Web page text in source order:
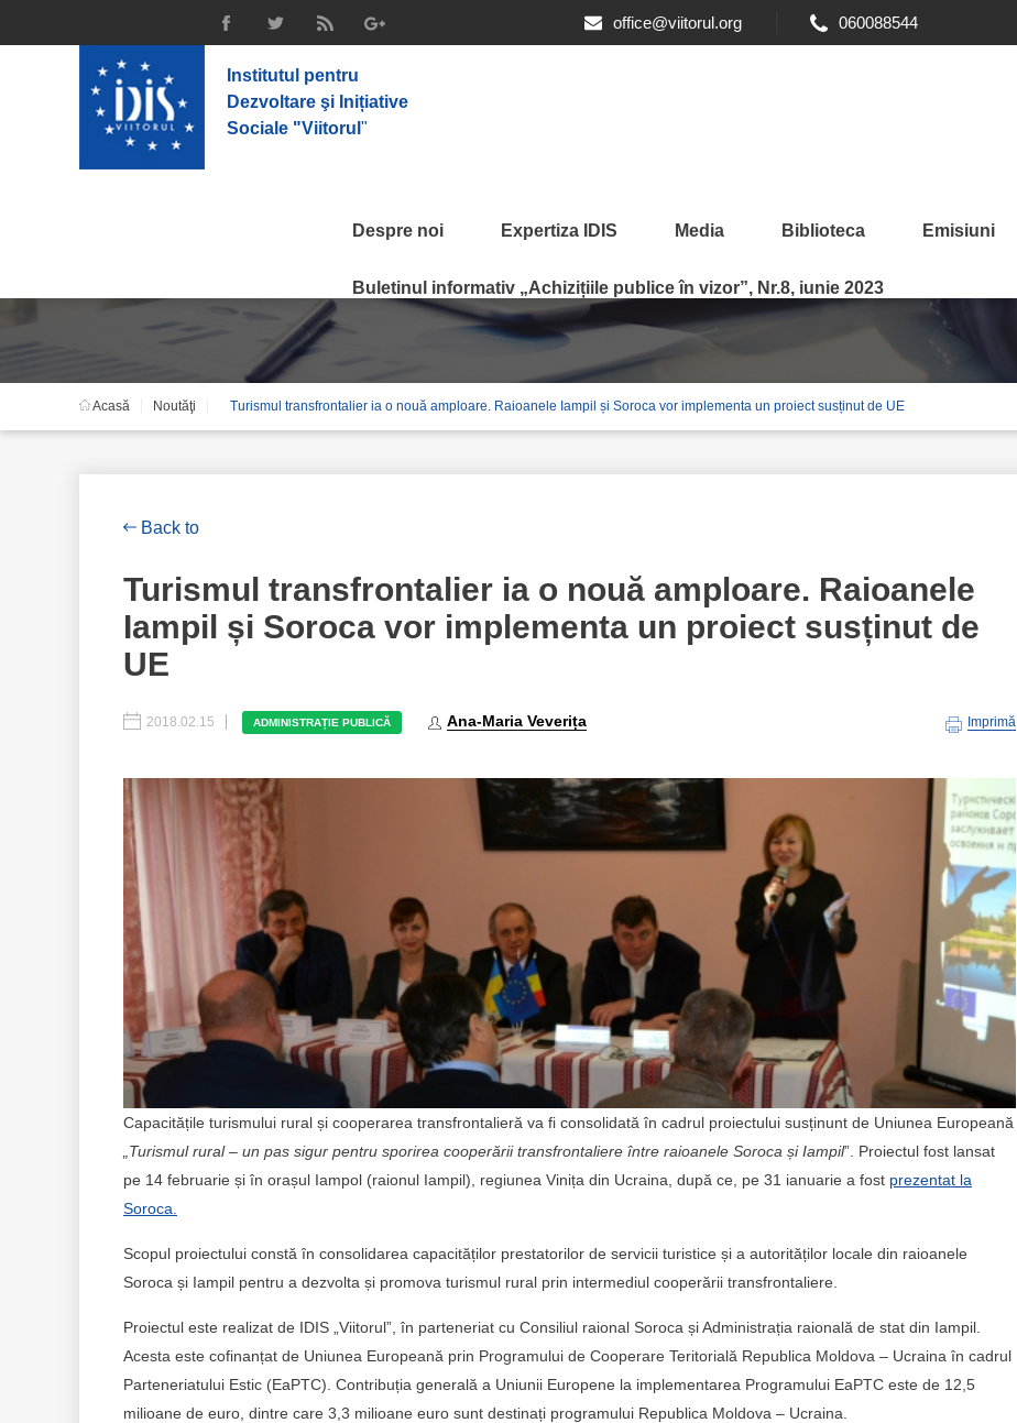
office@viitorul.org 060088544
Institutul pentru
Dezvoltare şi Inițiative
Sociale "Viitorul "
Despre noi Expertiza IDIS Media Biblioteca Emisiuni
Buletinul informativ „Achizițiile publice în vizor”, Nr.8, iunie 2023
Acasă Noutăţi Turismul transfrontalier ia o nouă amploare. Raioanele Iampil și Soroca vor implementa un proiect susținut de UE
Back to
Turismul transfrontalier ia o nouă amploare. Raioanele
Iampil și Soroca vor implementa un proiect susținut de
UE
2018.02.15 ADMINISTRAȚIE PUBLICĂ Ana-Maria Veverița Imprimă
Capacitățile turismului rural și cooperarea transfrontalieră va fi consolidată în cadrul proiectului susținunt de Uniunea Europeană
„Turismul rural – un pas sigur pentru sporirea cooperării transfrontaliere între raioanele Soroca și Iampil”. Proiectul fost lansat
pe 14 februarie și în orașul Iampol (raionul Iampil), regiunea Vinița din Ucraina, după ce, pe 31 ianuarie a fost prezentat la
Soroca.
Scopul proiectului constă în consolidarea capacităților prestatorilor de servicii turistice și a autorităților locale din raioanele
Soroca și Iampil pentru a dezvolta și promova turismul rural prin intermediul cooperării transfrontaliere.
Proiectul este realizat de IDIS „Viitorul”, în parteneriat cu Consiliul raional Soroca și Administrația raională de stat din Iampil.
Acesta este cofinanțat de Uniunea Europeană prin Programului de Cooperare Teritorială Republica Moldova – Ucraina în cadrul
Parteneriatului Estic (EaPTC). Contribuția generală a Uniunii Europene la implementarea Programului EaPTC este de 12,5
milioane de euro, dintre care 3,3 milioane euro sunt destinați programului Republica Moldova – Ucraina.